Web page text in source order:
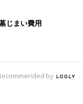
じまい費用
by